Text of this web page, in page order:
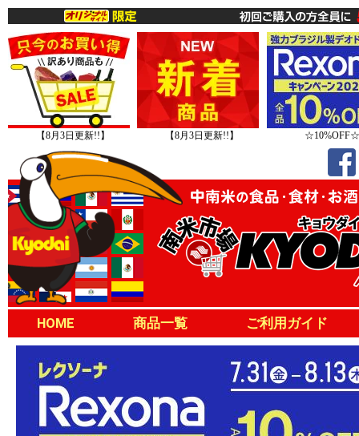
【8月3日更新!!】 【8月3日更新!!】 ☆10%OFF☆
HOME 商品一覧 ご利用ガイド